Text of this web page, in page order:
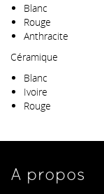
Blanc
Rouge
Anthracite
Céramique
Blanc
Ivoire
Rouge
A propos